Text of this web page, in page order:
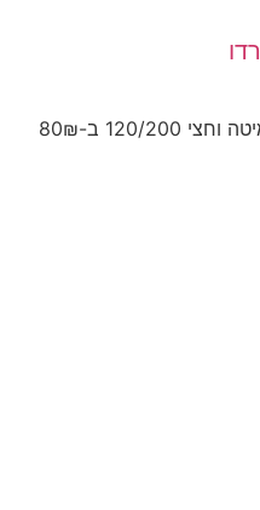
סדין יחיד 90/200 ב-65₪ סדין מיטה וחצי 120/200 ב-80₪